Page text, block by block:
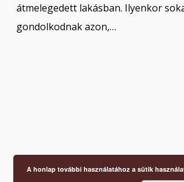
átmelegedett lakásban. Ilyenkor
gondolkodnak azon,…
A honlap további használatához a sütik